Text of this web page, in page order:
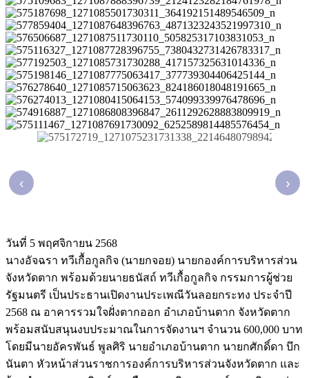
‹ ›
วันที่ 5 พฤศจิกายน 2568
นางอัจฉรา ทวีเกื้อกูลกิจ (นายกจอย) นายกองค์การบริหารส่วน
จังหวัดตาก พร้อมด้วยนายธนัสถ์ ทวีเกื้อกูลกิจ กรรมการผู้ช่วย
รัฐมนตรี เป็นประธานเปิดงานประเพณีวันลอยกระทง ประจำปี
2568 ณ อาคารรวมใจฝั่งตากออก อำเภอบ้านตาก จังหวัดตาก
พร้อมสนับสนุนงบประมาณในการจัดงานฯ จำนวน 600,000 บาท
โดยมีนายอัครพันธ์ พูลศิริ นายอำเภอบ้านตาก นายกศักดิ์ดา บึก
นันตา หัวหน้าส่วนราชการองค์การบริหารส่วนจังหวัดตาก และ